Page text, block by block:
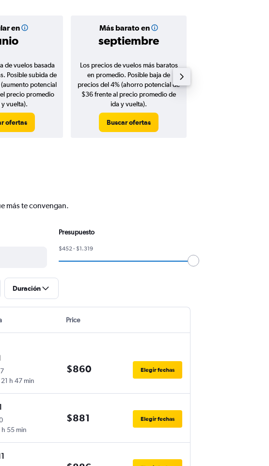
en Más barato en
septiembre
de vuelos basada
Posible subida de
potencial
precio promedio
vuelta).
ofertas
Los precios de vuelos más baratos
en promedio. Posible baja de
precios del 4% (ahorro potencial de
$36 frente al precio promedio de
ida y vuelta).
Buscar ofertas
más te convengan.
Presupuesto
$452 - $1.319
Duración
Price
21 h 47 min
$860 Elegir fechas
h 55 min
$881 Elegir fechas